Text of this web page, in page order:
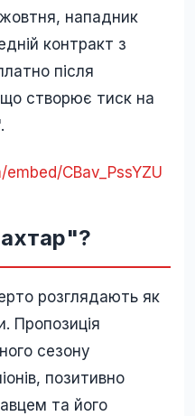
нападник
контракт з
після
створює тиск на
CBav_PssYZU
розглядають як
Пропозиція
сезону
позитивно
та його